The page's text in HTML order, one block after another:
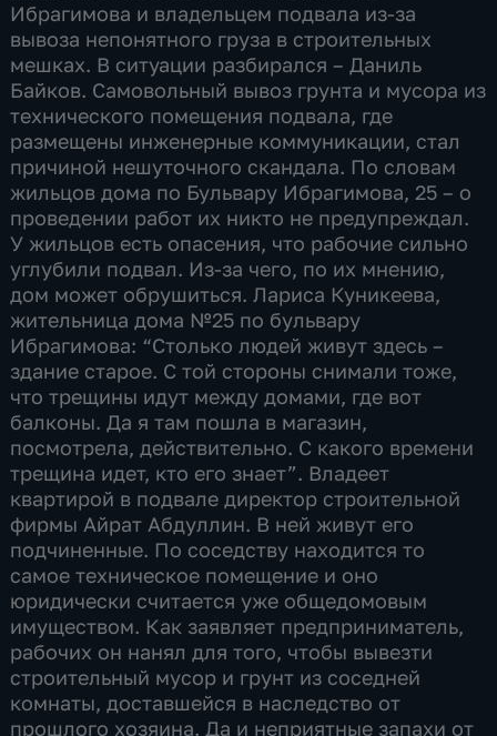
Ибрагимова и владельцем подвала из-за
вывоза непонятного груза в строительных
мешках. В ситуации разбирался – Даниль
Байков. Самовольный вывоз грунта и мусора из
технического помещения подвала, где
размещены инженерные коммуникации, стал
причиной нешуточного скандала. По словам
жильцов дома по Бульвару Ибрагимова, 25 – о
проведении работ их никто не предупреждал.
У жильцов есть опасения, что рабочие сильно
углубили подвал. Из-за чего, по их мнению,
дом может обрушиться. Лариса Куникеева,
жительница дома №25 по бульвару
Ибрагимова: “Столько людей живут здесь –
здание старое. С той стороны снимали тоже,
что трещины идут между домами, где вот
балконы. Да я там пошла в магазин,
посмотрела, действительно. С какого времени
трещина идет, кто его знает”. Владеет
квартирой в подвале директор строительной
фирмы Айрат Абдуллин. В ней живут его
подчиненные. По соседству находится то
самое техническое помещение и оно
юридически считается уже общедомовым
имуществом. Как заявляет предприниматель,
рабочих он нанял для того, чтобы вывезти
строительный мусор и грунт из соседней
комнаты, доставшейся в наследство от
прошлого хозяина. Да и неприятные запахи от